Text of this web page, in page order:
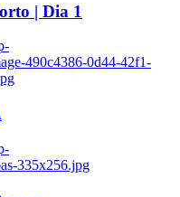
| Dia 1
490c4386-0d44-42f1-
335x256.jpg